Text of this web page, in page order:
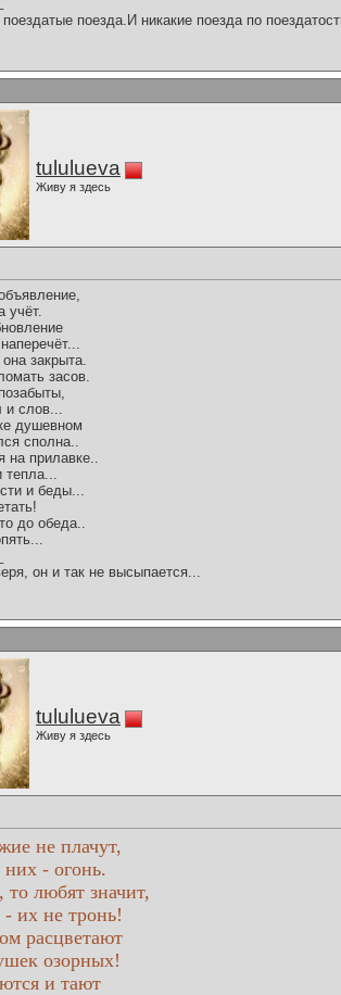
поезда.И никакие поезда по
tululueva
Живу я здесь
учёт.
закрыта.
засов.
и слов...
душевном
сполна..
на прилавке..
тепла...
и беды...
до обеда..
он и так не высыпается...
tululueva
Живу я здесь
не плачут,
- огонь.
любят значит,
их не тронь!
расцветают
озорных!
и тают